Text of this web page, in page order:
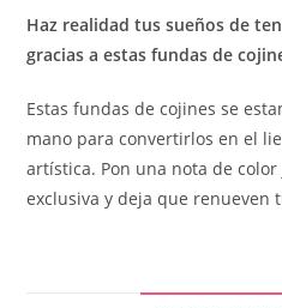
Haz realidad tus sueños de
gracias a estas fundas de
Estas fundas de cojines se
mano para convertirlos en el
artística. Pon una nota de
exclusiva y deja que renueven